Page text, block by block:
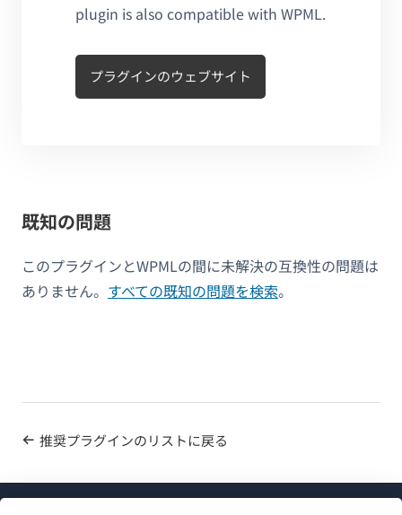
plugin is also compatible with WPML.
プラグインのウェブサイト
既知の問題
このプラグインとWPMLの間に未解決の互換性の問題は
ありません。 すべての既知の問題を検索。
推奨プラグインのリストに戻る